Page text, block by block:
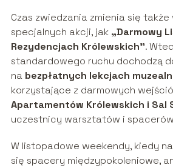
Czas zwiedzania zmienia się
specjalnych akcji, jak „Darmowy
Rezydencjach Królewskich”.
standardowego ruchu dochodzą
na bezpłatnych lekcjach
korzystające z darmowych
Apartamentów Królewskich i Sal
uczestnicy warsztatów i
W listopadowe weekendy, kiedy
się spacery międzypokoleniowe,